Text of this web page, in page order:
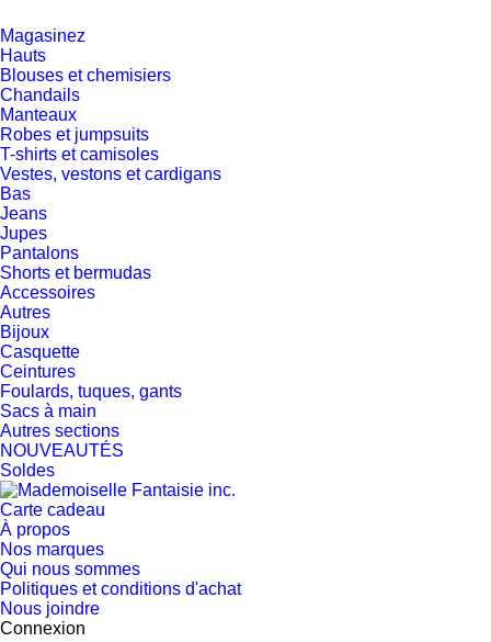
Magasinez
Hauts
Blouses et chemisiers
Chandails
Manteaux
Robes et jumpsuits
T-shirts et camisoles
Vestes, vestons et cardigans
Bas
Jeans
Jupes
Pantalons
Shorts et bermudas
Accessoires
Autres
Bijoux
Casquette
Ceintures
Foulards, tuques, gants
Sacs à main
Autres sections
NOUVEAUTÉS
Soldes
Carte cadeau
À propos
Nos marques
Qui nous sommes
Politiques et conditions d'achat
Nous joindre
Connexion